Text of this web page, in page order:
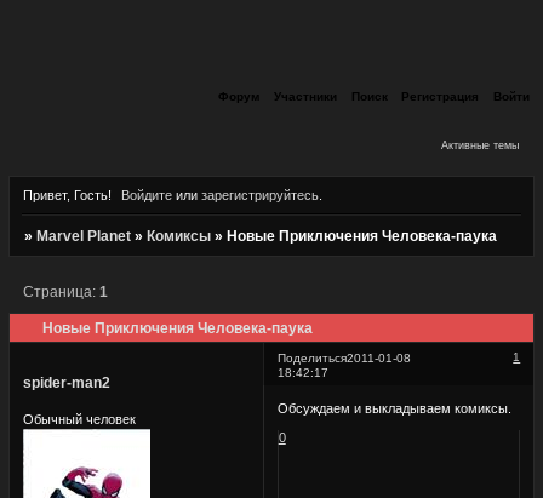
Форум Участники Поиск Регистрация Войти
Активные темы
Привет, Гость! Войдите илизарегистрируйтесь
» Marvel Planet » Комиксы » Новые Приключения Человека-паука
Новые Приключения Человека-паука
Страница: 1
Поделиться 1
2011-01-08
18:42:17
spider-man2
Обычный человек
Обсуждаем и выкладываем комиксы.
0